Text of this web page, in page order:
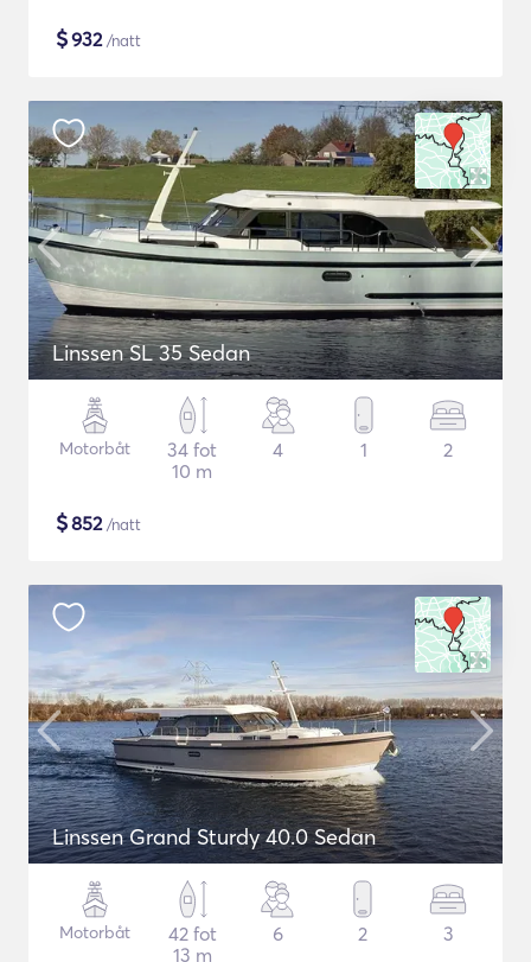
$932/natt
Linssen SL 35 Sedan
Motorbåt
34 fot
10 m
4 1 2
$852/natt
Linssen Grand Sturdy 40.0 Sedan
Motorbåt
42 fot
13 m
6 2 3